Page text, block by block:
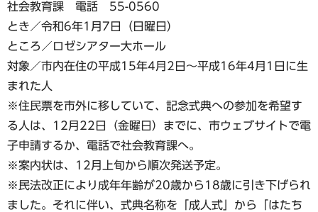
社会教育課 電話 55-0560
とき／令和6年1月7日（日曜日）
ところ／ロゼシアター大ホール
対象／市内在住の平成15年4月2日〜平成16年4月1日に生
まれた人
※住民票を市外に移していて、記念式典への参加を希望す
る人は、12月22日（金曜日）までに、市ウェブサイトで電
子申請するか、電話で社会教育課へ。
※案内状は、12月上旬から順次発送予定。
※民法改正により成年年齢が20歳から18歳に引き下げられ
ました。それに伴い、式典名称を「成人式」から「はたち